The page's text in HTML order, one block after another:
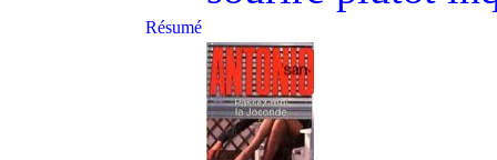
Résumé